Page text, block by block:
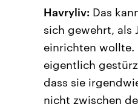
Havryliv: Das
sich gewehrt, als
einrichten wollte.
eigentlich
dass sie
nicht zwischen